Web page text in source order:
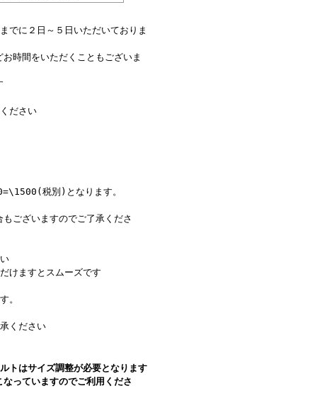
でに２日～５日いただいておりま
時間をいただくこともございま
ださい
税別)となります。
ございますのでご了承くださ
けますとスムーズです
。
ください
トはサイズ調整が必要となります
っていますのでご利用くださ